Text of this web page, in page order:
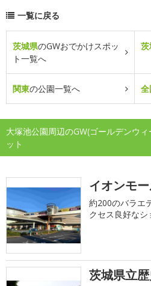
一覧に戻る
茨城県のGWおでかけスポッ
ト一覧へ
関東の公園一覧へ
大塚池公園周辺のGW(ゴールデンウ
ット
イオンモ
約200のバラエ
クセス良好な
茨城県立